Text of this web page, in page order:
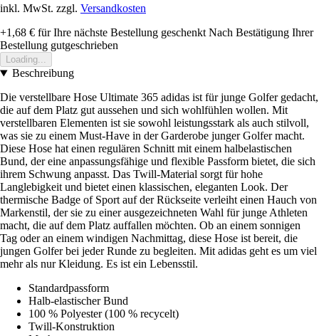
inkl. MwSt. zzgl. Versandkosten
+1,68 € für Ihre nächste Bestellung geschenkt Nach Bestätigung Ihrer
Bestellung gutgeschrieben
Loading...
Beschreibung
Die verstellbare Hose Ultimate 365 adidas ist für junge Golfer gedacht,
die auf dem Platz gut aussehen und sich wohlfühlen wollen. Mit
verstellbaren Elementen ist sie sowohl leistungsstark als auch stilvoll,
was sie zu einem Must-Have in der Garderobe junger Golfer macht.
Diese Hose hat einen regulären Schnitt mit einem halbelastischen
Bund, der eine anpassungsfähige und flexible Passform bietet, die sich
ihrem Schwung anpasst. Das Twill-Material sorgt für hohe
Langlebigkeit und bietet einen klassischen, eleganten Look. Der
thermische Badge of Sport auf der Rückseite verleiht einen Hauch von
Markenstil, der sie zu einer ausgezeichneten Wahl für junge Athleten
macht, die auf dem Platz auffallen möchten. Ob an einem sonnigen
Tag oder an einem windigen Nachmittag, diese Hose ist bereit, die
jungen Golfer bei jeder Runde zu begleiten. Mit adidas geht es um viel
mehr als nur Kleidung. Es ist ein Lebensstil.
Standardpassform
Halb-elastischer Bund
100 % Polyester (100 % recycelt)
Twill-Konstruktion